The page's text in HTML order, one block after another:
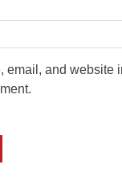
email, and website